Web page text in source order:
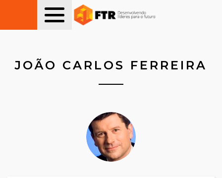
JOÃO CARLOS FERREIRA